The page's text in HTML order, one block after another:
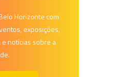
Horizonte com
exposições,
notícias sobre a